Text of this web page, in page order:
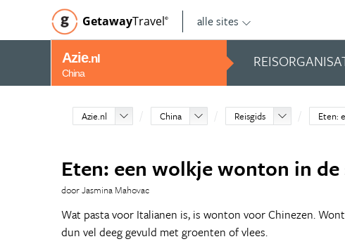
GetawayTravel© alle sites
Azie.nl
China
Azie.nl China Reisgids Eten:
Eten: een wolkje wonton in de
door Jasmina Mahovac
Wat pasta voor Italianen is, is wonton voor Chinezen.
dun vel deeg gevuld met groenten of vlees.